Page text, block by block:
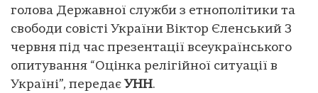
голова Державної служби з етнополітики та
свободи совісті України Віктор Єленський 3
червня під час презентації всеукраїнського
опитування “Оцінка релігійної ситуації в
Україні”, передає УНН.